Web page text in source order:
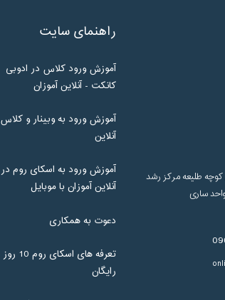
طلیعه مرکز رشد
ساری
راهنمای سایت
آموزش ورود کلاس در ادوبی
کانکت - آنلاین آموزان
آموزش ورود به وبینار و کلاس
آنلاین
آموزش ورود به اسکای روم در
آنلاین آموزان با موبایل
دعوت به همکاری
تعرفه های اسکای روم 10 روز
رایگان